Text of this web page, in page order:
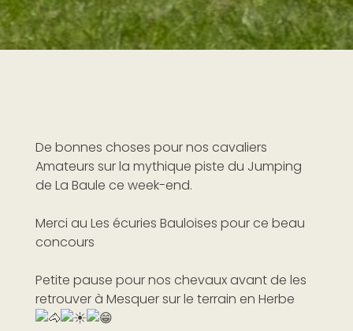
De bonnes choses pour nos cavaliers
Amateurs sur la mythique piste du Jumping
de La Baule ce week-end.
Merci au Les écuries Bauloises pour ce beau
concours
Petite pause pour nos chevaux avant de les
retrouver à Mesquer sur le terrain en Herbe